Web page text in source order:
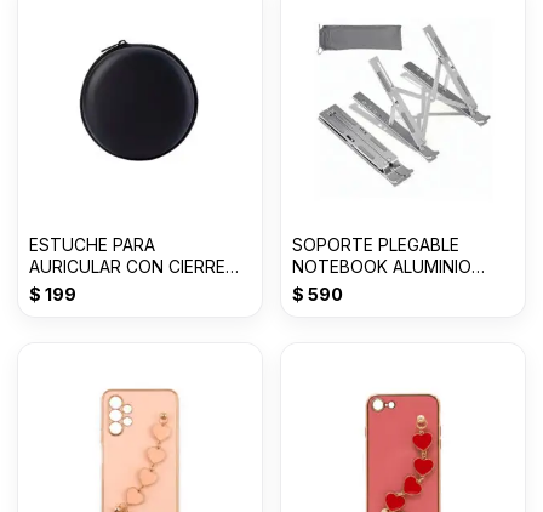
ESTUCHE PARA
AURICULAR CON CIERRE
CIRCULAR
$ 199
SOPORTE PLEGABLE
NOTEBOOK ALUMINIO
HASTA 18 PULGADAS
$ 590